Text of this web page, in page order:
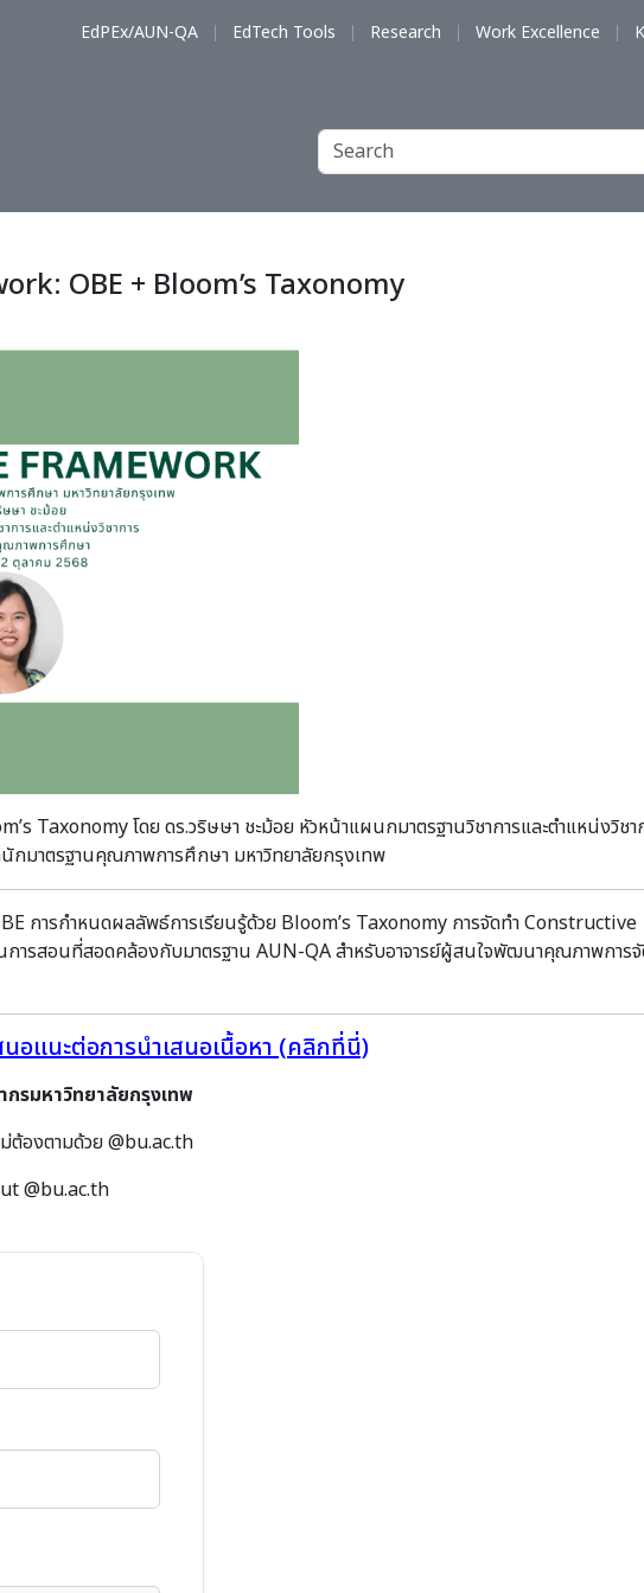
EdPEx/AUN-QA EdTech Tools Research Work Excellence
OBE + Bloom’s Taxonomy
Taxonomy โดย ดร.วริษษา ชะม้อย หัวหน้าแผนกมาตรฐานวิชาการและตำแหน่งวิชา
กมาตรฐานคุณภาพการศึกษา มหาวิทยาลัยกรุงเทพ
การกำหนดผลลัพธ์การเรียนรู้ด้วย Bloom’s Taxonomy การจัดทำ Constructive
การสอนที่สอดคล้องกับมาตรฐาน AUN-QA สำหรับอาจารย์ผู้สนใจพัฒนาคุณภาพการจั
อแนะต่อการนำเสนอเนื้อหา (คลิกที่นี่)
รมหาวิทยาลัยกรุงเทพ
องตามด้วย @bu.ac.th
@bu.ac.th